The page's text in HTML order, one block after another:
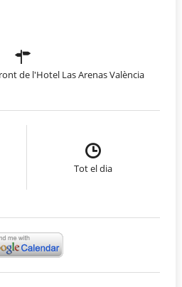
de l'Hotel Las Arenas València
Tot el dia